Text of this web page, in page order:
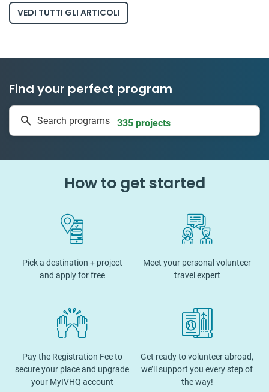
VEDI TUTTI GLI ARTICOLI
Find your perfect program
Search programs 335 projects
How to get started
Pick a destination + project
and apply for free
Meet your personal volunteer
travel expert
Pay the Registration Fee to
secure your place and upgrade
your MyIVHQ account
Get ready to volunteer abroad,
we’ll support you every step of
the way!